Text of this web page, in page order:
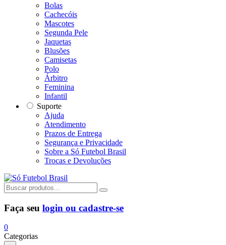
Bolas
Cachecóis
Mascotes
Segunda Pele
Jaquetas
Blusões
Camisetas
Polo
Árbitro
Feminina
Infantil
Suporte
Ajuda
Atendimento
Prazos de Entrega
Segurança e Privacidade
Sobre a Só Futebol Brasil
Trocas e Devoluções
Faça seu login ou cadastre-se
0
Categorias